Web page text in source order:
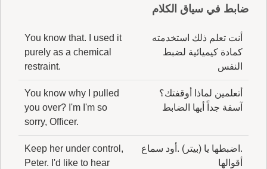
ضابط في سياق الكلام
أنت تعلم ذلك استخدمته
كمادة كيميائية لضبط
النفس
You know that. I used it
purely as a chemical
restraint.
أتعلمين لماذا أوقفتك؟
آسفة جداً أيها الضابط
You know why I pulled
you over? I'm I'm so
sorry, Officer.
.اضبطها يا (بيتر) .أود سماع
أقوالها
Keep her under control,
Peter. I'd like to hear